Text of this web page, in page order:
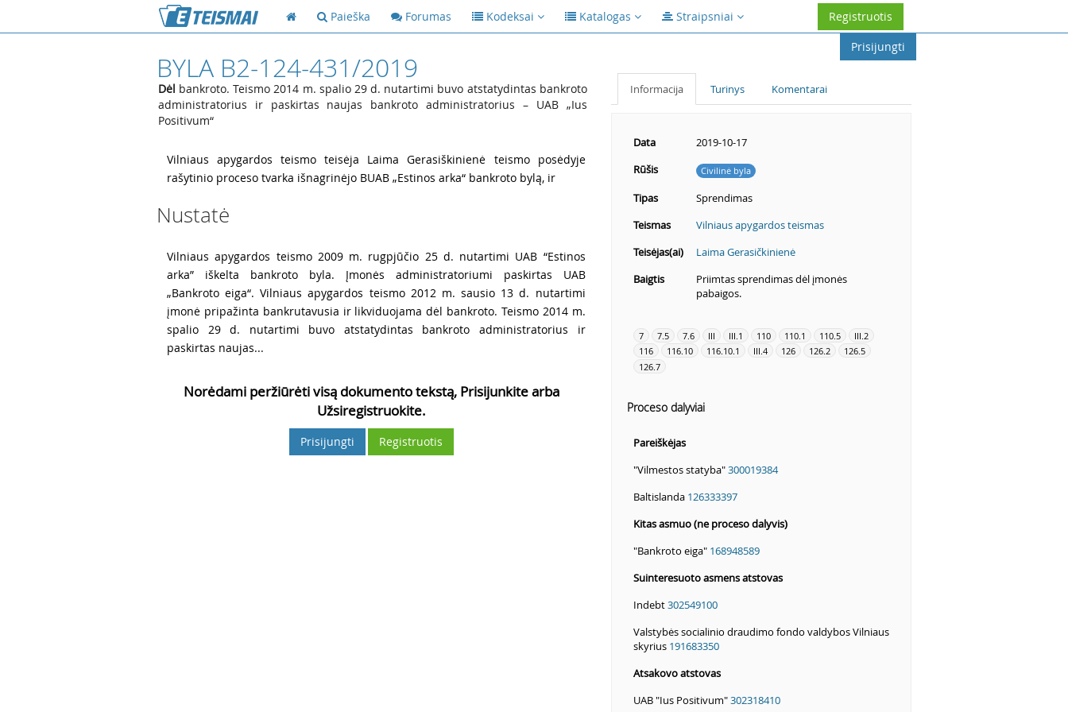
Paieška Forumas Kodeksai Katalogas Straipsniai
Registruotis
Prisijungti
BYLA B2-124-431/2019
Dėl bankroto. Teismo 2014 m. spalio 29 d. nutartimi buvo atstatydintas bankroto
administratorius ir paskirtas naujas bankroto administratorius – UAB „Ius
Positivum“
Vilniaus apygardos teismo teisėja Laima Gerasiškinienė teismo posėdyje
rašytinio proceso tvarka išnagrinėjo BUAB „Estinos arka“ bankroto bylą, ir
Nustatė
Vilniaus apygardos teismo 2009 m. rugpjūčio 25 d. nutartimi UAB “Estinos
arka” iškelta bankroto byla. Įmonės administratoriumi paskirtas UAB
„Bankroto eiga“. Vilniaus apygardos teismo 2012 m. sausio 13 d. nutartimi
įmonė pripažinta bankrutavusia ir likviduojama dėl bankroto. Teismo 2014 m.
spalio 29 d. nutartimi buvo atstatydintas bankroto administratorius ir
paskirtas naujas...
Norėdami peržiūrėti visą dokumento tekstą, Prisijunkite arba
Užsiregistruokite.
Prisijungti Registruotis
Informacija Turinys Komentarai
Data
2019-10-17
Rūšis
Civilinė byla
Tipas
Sprendimas
Teismas
Vilniaus apygardos teismas
Teisėjas(ai)
Laima Gerasičkinienė
Baigtis
Priimtas sprendimas dėl įmonės
pabaigos.
7 7.5 7.6 III III.1 110 110.1 110.5
III.2
116
116.10 116.10.1 III.4 126 126.2
126.5
126.7
Proceso dalyviai
Pareiškėjas
"Vilmestos statyba"300019384
Baltislanda 126333397
Kitas asmuo (ne proceso dalyvis)
"Bankroto eiga" 168948589
Suinteresuoto asmens atstovas
Indebt302549100
Valstybės socialinio draudimo fondo valdybos Vilniaus
skyrius 191683350
Atsakovo atstovas
UAB "Ius Positivum"302318410